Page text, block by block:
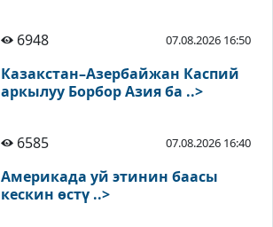
6948 07.08.2026 16:50
Казакстан–Азербайжан Каспий
аркылуу Борбор Азия ба ..>
6585 07.08.2026 16:40
Америкада уй этинин баасы
кескин өстү ..>